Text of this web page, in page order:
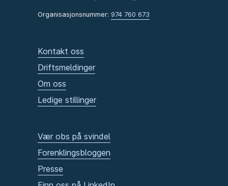
Organisasjonsnummer: 974 760 673
Kontakt oss
Driftsmeldinger
Om oss
Ledige stillinger
Vær obs på svindel
Forenklingsbloggen
Presse